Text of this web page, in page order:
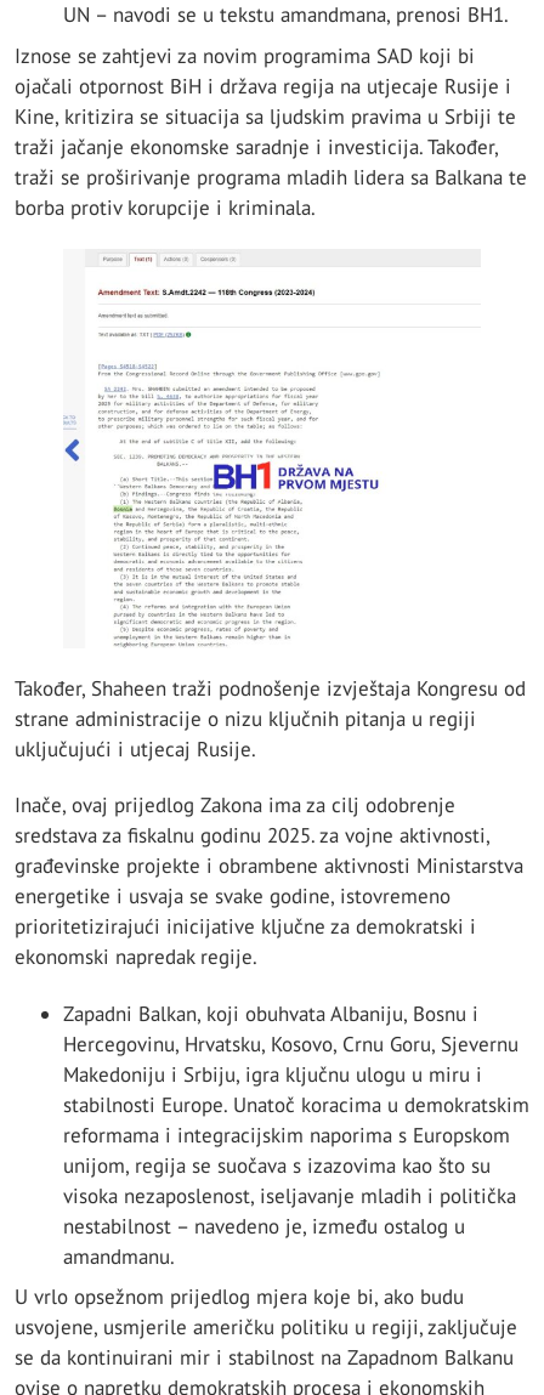
UN – navodi se u tekstu amandmana, prenosi BH1.
Iznose se zahtjevi za novim programima SAD koji bi
ojačali otpornost BiH i država regija na utjecaje Rusije i
Kine, kritizira se situacija sa ljudskim pravima u Srbiji te
traži jačanje ekonomske saradnje i investicija. Također,
traži se proširivanje programa mladih lidera sa Balkana te
borba protiv korupcije i kriminala.
Također, Shaheen traži podnošenje izvještaja Kongresu od
strane administracije o nizu ključnih pitanja u regiji
uključujući i utjecaj Rusije.
Inače, ovaj prijedlog Zakona ima za cilj odobrenje
sredstava za fiskalnu godinu 2025. za vojne aktivnosti,
građevinske projekte i obrambene aktivnosti Ministarstva
energetike i usvaja se svake godine, istovremeno
prioritetizirajući inicijative ključne za demokratski i
ekonomski napredak regije.
Zapadni Balkan, koji obuhvata Albaniju, Bosnu i
Hercegovinu, Hrvatsku, Kosovo, Crnu Goru, Sjevernu
Makedoniju i Srbiju, igra ključnu ulogu u miru i
stabilnosti Europe. Unatoč koracima u demokratskim
reformama i integracijskim naporima s Europskom
unijom, regija se suočava s izazovima kao što su
visoka nezaposlenost, iseljavanje mladih i politička
nestabilnost – navedeno je, između ostalog u
amandmanu.
U vrlo opsežnom prijedlog mjera koje bi, ako budu
usvojene, usmjerile američku politiku u regiji, zaključuje
se da kontinuirani mir i stabilnost na Zapadnom Balkanu
ovise o napretku demokratskih procesa i ekonomskih